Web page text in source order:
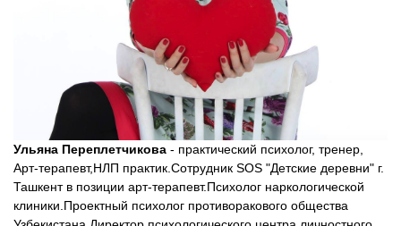
Ульяна Переплетчикова - практический психолог, тренер,
Арт-терапевт,НЛП практик.Сотрудник SOS "Детские деревни" г.
Ташкент в позиции арт-терапевт.Психолог наркологической
клиники.Проектный психолог противоракового общества